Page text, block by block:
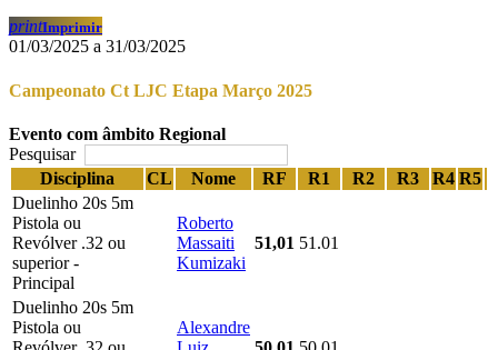
printImprimir
01/03/2025 a 31/03/2025
Campeonato Ct LJC Etapa Março 2025
Evento com âmbito Regional
Pesquisar
Disciplina
CL Nome RF R1 R2 R3 R4 R5
Duelinho 20s 5m
Pistola ou
Revólver .32 ou
superior -
Principal
Roberto
Massaiti
Kumizaki
51,01 51.01
Duelinho 20s 5m
Pistola ou
Alexandre